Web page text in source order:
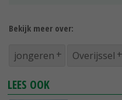
Bekijk meer over:
jongeren Overijssel
LEES OOK